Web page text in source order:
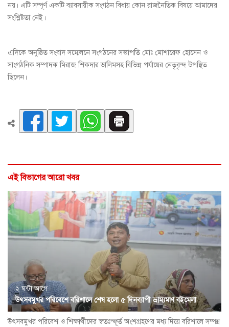
নয়। এটি সম্পূর্ণ একটি ব্যাবসায়ীক সংগঠন বিধায় কোন রাজনৈতিক বিষয়ে আমাদের
সংশ্লিষ্টতা নেই।
এদিকে অনুষ্ঠিত সংবাদ সম্মেলনে সংগঠনের সভাপতি মোঃ মোশারেফ হোসেন ও
সাংগঠনিক সম্পাদক মিরাজ শিকদার ডালিমসহ বিভিন্ন পর্যায়ের নেতৃবৃন্দ উপস্থিত
ছিলেন।
এই বিভাগের আরো খবর
২ ঘন্টা আগে
উৎসবমুখর পরিবেশে বরিশালে শেষ হলো ৫ দিনব্যাপী ভ্রাম্যমাণ বইমেলা
উৎসবমুখর পরিবেশ ও শিক্ষার্থীদের স্বতঃস্ফূর্ত অংশগ্রহণের মধ্য দিয়ে বরিশালে সম্পন্ন